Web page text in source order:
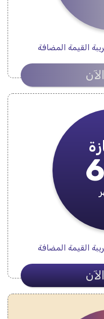
القيمة المضافة
القيمة المضافة